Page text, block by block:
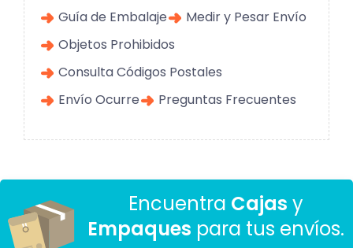
Guía de Embalaje
Medir y Pesar Envío
Objetos Prohibidos
Consulta Códigos Postales
Envío Ocurre
Preguntas Frecuentes
Encuentra Cajas y
Empaques para tus envíos.